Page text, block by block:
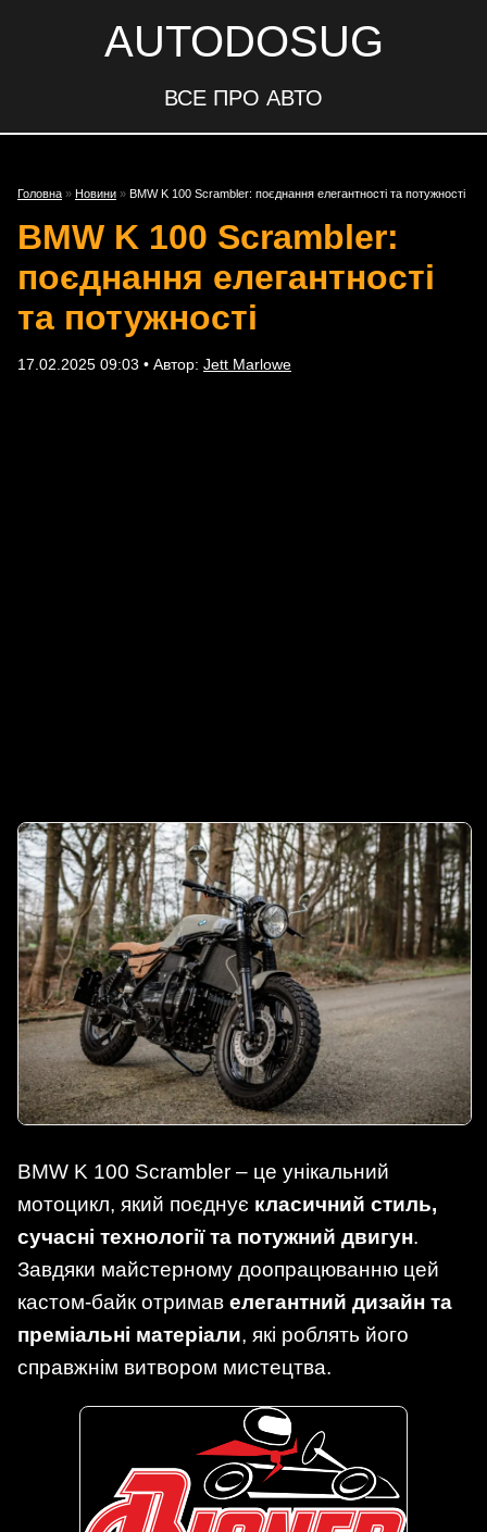
AUTODOSUG
ВСЕ ПРО АВТО
Головна » Новини » BMW K 100 Scrambler: поєднання елегантності та потужності
BMW K 100 Scrambler:
поєднання елегантності
та потужності
17.02.2025 09:03 • Автор: Jett Marlowe
BMW K 100 Scrambler – це унікальний
мотоцикл, який поєднує класичний стиль,
сучасні технології та потужний двигун.
Завдяки майстерному доопрацюванню цей
кастом-байк отримав елегантний дизайн та
преміальні матеріали, які роблять його
справжнім витвором мистецтва.